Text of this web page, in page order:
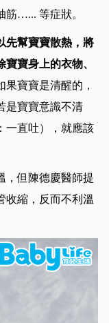
筋…... 等症狀。
先幫寶寶散熱，將
寶身上的衣物、
果寶寶是清醒的，
是寶寶意識不清
一直吐），就應該
，但陳德慶醫師提
收縮，反而不利溫